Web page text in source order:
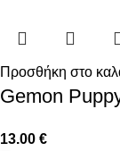
Προσθήκη στο
Gemon
13.00 €